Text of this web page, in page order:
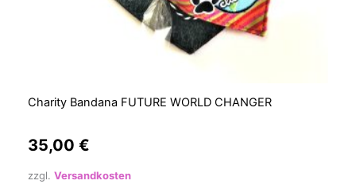
zzgl. Versandkosten
Charity Bandana FUTURE WORLD CHANGER
35,00 €